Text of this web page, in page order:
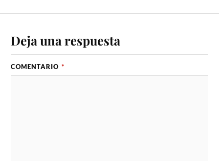
Deja una respuesta
COMENTARIO *